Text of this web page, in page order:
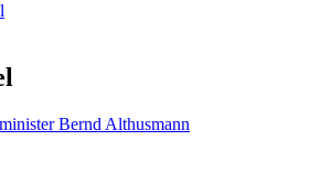
Bernd Althusmann